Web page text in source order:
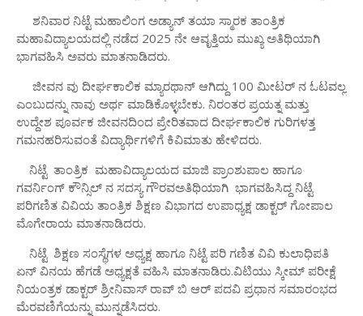
ಶನಿವಾರ ನಿಟ್ಟೆ ಮಹಾಲಿಂಗ ಅಡ್ಯಾನ್ ತಯಾ ಸ್ಮಾರಕ ತಾಂತ್ರಿಕ
ಮಹಾವಿದ್ಯಾಲಯದಲ್ಲಿ ನಡೆದ 2025 ನೇ ಆವೃತ್ತಿಯ ಮುಖ್ಯ ಅತಿಥಿಯಾಗಿ
ಭಾಗವಹಿಸಿ ಅವರು ಮಾತನಾಡಿದರು.
ಜೀವನ ವು ದೀರ್ಘಕಾಲಿಕ ಮ್ಯಾರಥಾನ್ ಆಗಿದ್ದು 100 ಮೀಟರ್ ನ ಓಟವಲ್ಲ
ಎಂಬುದನ್ನು ನಾವು ಅರ್ಥ ಮಾಡಿಕೊಳ್ಳಬೇಕು. ನಿರಂತರ ಪ್ರಯತ್ನ ಮತ್ತು
ಉದ್ದೇಶ ಪೂರ್ವಕ ಜೀವನದಿಂದ ಪ್ರೇರಿತವಾದ ದೀರ್ಘಕಾಲಿಕ ಗುರಿಗಳತ್ತ
ಗಮನಹರಿಸುವಂತೆ ವಿದ್ಯಾರ್ಥಿಗಳಿಗೆ ಕಿವಿಮಾತು ಹೇಳಿದರು.
ನಿಟ್ಟೆ ತಾಂತ್ರಿಕ ಮಹಾವಿದ್ಯಾಲಯದ ಮಾಜಿ ಪ್ರಾಂಶುಪಾಲ ಹಾಗೂ
ಗವರ್ನಿಂಗ್ ಕೌನ್ಸಿಲ್ ನ ಸದಸ್ಯ ಗೌರವಅತಿಥಿಯಾಗಿ ಭಾಗವಹಿಸಿದ್ದ ನಿಟ್ಟೆ
ಪರಿಗಣಿತ ವಿವಿಯ ತಾಂತ್ರಿಕ ಶಿಕ್ಷಣ ವಿಭಾಗದ ಉಪಾಧ್ಯಕ್ಷ ಡಾಕ್ಟರ್ ಗೋಪಾಲ
ಮೊಗೇರಾಯ ಮಾತನಾಡಿದರು.
ನಿಟ್ಟೆ ಶಿಕ್ಷಣ ಸಂಸ್ಥೆಗಳ ಅಧ್ಯಕ್ಷ ಹಾಗೂ ನಿಟ್ಟೆ ಪರಿ ಗಣಿತ ವಿವಿ ಕುಲಾಧಿಪತಿ
ಏನ್ ವಿನಯ ಹೆಗಡೆ ಅಧ್ಯಕ್ಷತೆ ವಹಿಸಿ ಮಾತನಾಡಿರು.ವಿಟಿಯು ಸ್ಕೀಮ್ ಪರೀಕ್ಷೆ
ನಿಯಂತ್ರಕ ಡಾಕ್ಟರ್ ಶ್ರೀನಿವಾಸ್ ರಾವ್ ಬಿ ಆರ್ ಪದವಿ ಪ್ರಧಾನ ಸಮಾರಂಭದ
ಮೆರವಣಿಗೆಯನ್ನು ಮುನ್ನಡೆಸಿದರು.